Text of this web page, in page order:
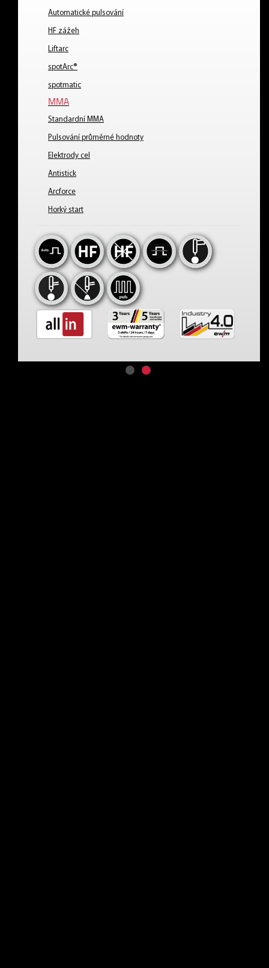
Automatické pulsování
HF zážeh
Liftarc
spotArc®
spotmatic
MMA
Standardní MMA
Pulsování průměrné hodnoty
Elektrody cel
Antistick
Arcforce
Horký start